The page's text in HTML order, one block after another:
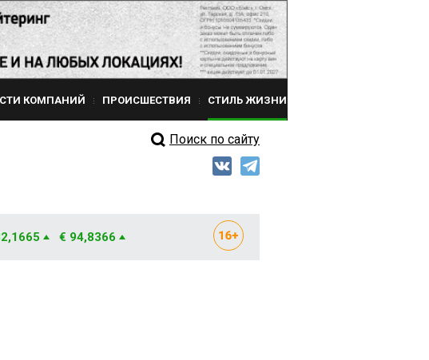
КОМПАНИЙ ПРОИСШЕСТВИЯ СТИЛЬ ЖИЗНИ
Поиск по сайту
€ 94,8366